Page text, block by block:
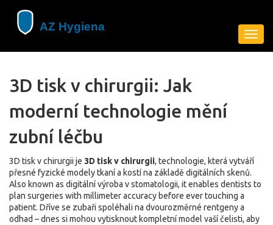
3D tisk v chirurgii: Jak
moderní technologie mění
zubní léčbu
3D tisk v chirurgii je 3D tisk v chirurgii, technologie, která vytváří
přesné fyzické modely tkaní a kostí na základě digitálních skenů.
Also known as digitální výroba v stomatologii, it enables dentists to
plan surgeries with millimeter accuracy before ever touching a
patient. Dříve se zubaři spoléhali na dvourozměrné rentgeny a
odhad – dnes si mohou vytisknout kompletní model vaší čelisti, aby